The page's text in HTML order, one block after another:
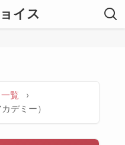
イス
覧
›
デミー）